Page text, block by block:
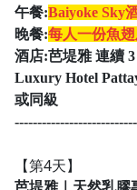
午餐:Baiyoke Sky
晚餐:每人一份魚
酒店:芭堤雅 連續
Luxury Hotel
或同級
【第4天】